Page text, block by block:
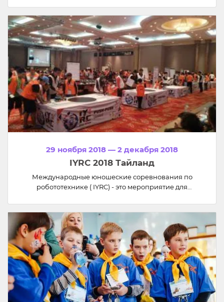
дошкольников и школьников "ДЕТалька
2019". Соревнования проводятся в рамках
международного сотрудничества в области развития
образовательной робототехники с Международной
Ассоциацией Детской Робототехники (IYRA).
29 ноября 2018 — 2 декабря 2018
IYRC 2018 Тайланд
Международные юношеские соревнования по
робототехнике ( IYRC) - это мероприятие для
IYRC-это международные соревнования, которые
предлагают научный опыт, социальное
взаимодействие и культурный обмен. Будем рады,
если Вы присоединитесь к нам на Международных
юношеских соревнованиях по робототехнике в
Таиланде - 2018 (IYRC)